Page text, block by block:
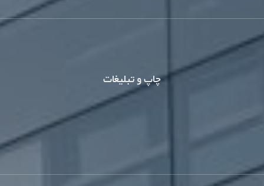
چاپ و تبلیغات